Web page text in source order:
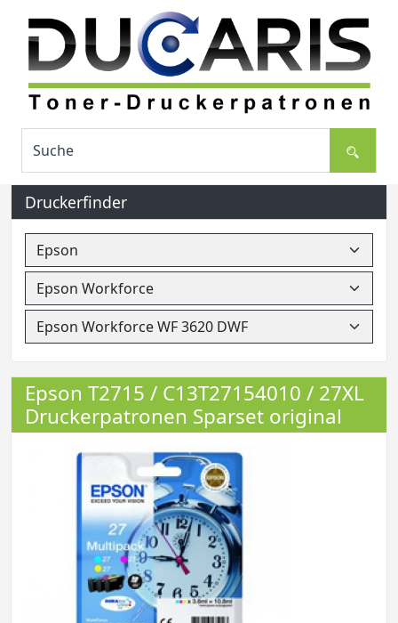
Druckerfinder
Epson T2715 / C13T27154010 / 27XL
Druckerpatronen Sparset original